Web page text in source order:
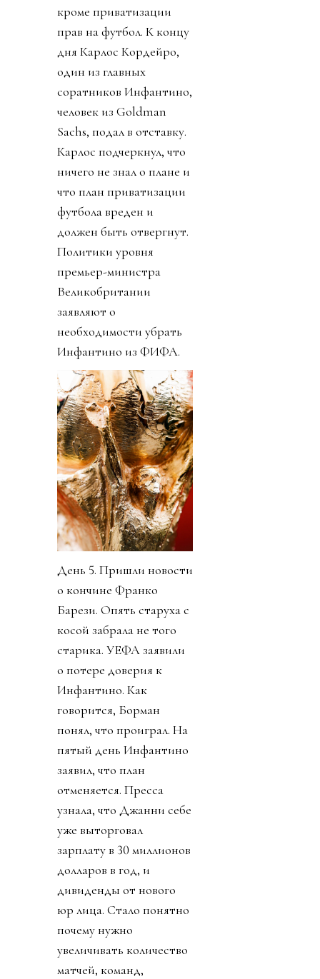
кроме приватизации
прав на футбол. К концу
дня Карлос Кордейро,
один из главных
соратников Инфантино,
человек из Goldman
Sachs, подал в отставку.
Карлос подчеркнул, что
ничего не знал о плане и
что план приватизации
футбола вреден и
должен быть отвергнут.
Политики уровня
премьер-министра
Великобритании
заявляют о
необходимости убрать
Инфантино из ФИФА.
День 5. Пришли новости
о кончине Франко
Барези. Опять старуха с
косой забрала не того
старика. УЕФА заявили
о потере доверия к
Инфантино. Как
говорится, Борман
понял, что проиграл. На
пятый день Инфантино
заявил, что план
отменяется. Пресса
узнала, что Джанни себе
уже выторговал
зарплату в 30 миллионов
долларов в год, и
дивиденды от нового
юр лица. Стало понятно
почему нужно
увеличивать количество
матчей, команд,